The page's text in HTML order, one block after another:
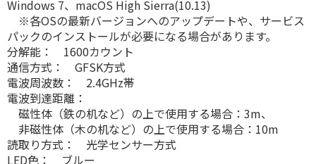
Windows 7、macOS High Sierra(10.13)
※各OSの最新バージョンへのアップデートや、サービス
パックのインストールが必要になる場合があります。
分解能： 1600カウント
通信方式： GFSK方式
電波周波数： 2.4GHz帯
電波到達距離：
磁性体（鉄の机など）の上で使用する場合：3m、
非磁性体（木の机など）の上で使用する場合：10m
読取り方式： 光学センサー方式
LED色： ブルー